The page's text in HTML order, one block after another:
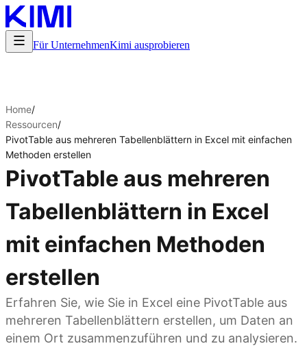
Für UnternehmenKimi ausprobieren
Home/
Ressourcen/
PivotTable aus mehreren Tabellenblättern in Excel mit einfachen
Methoden erstellen
PivotTable aus mehreren
Tabellenblättern in Excel
mit einfachen Methoden
erstellen
Erfahren Sie, wie Sie in Excel eine PivotTable aus
mehreren Tabellenblättern erstellen, um Daten an
einem Ort zusammenzuführen und zu analysieren.